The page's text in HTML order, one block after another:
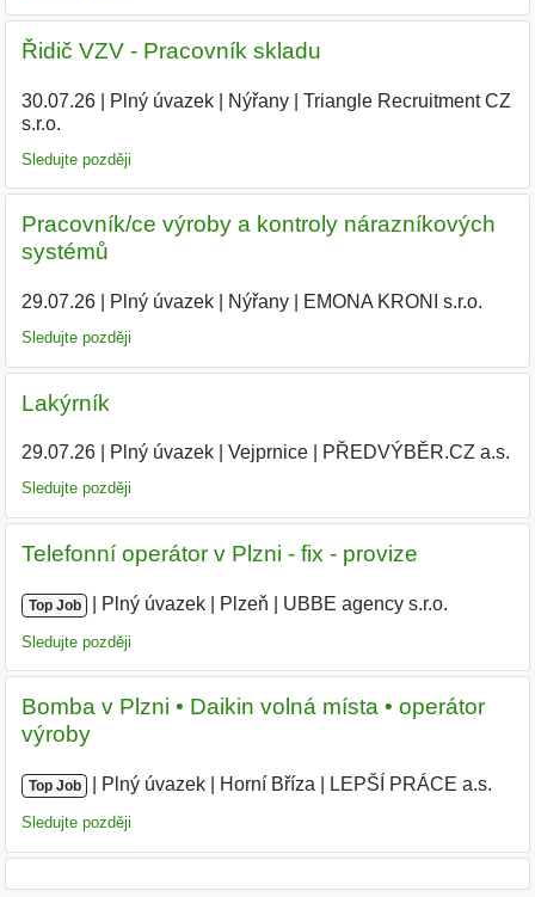
Řidič VZV - Pracovník skladu
30.07.26| Plný úvazek| Nýřany|
Triangle Recruitment CZ
s.r.o.
Sledujte později
Pracovník/ce výroby a kontroly nárazníkových
systémů
29.07.26| Plný úvazek| Nýřany| EMONA KRONI s.r.o.
Sledujte později
Lakýrník
29.07.26| Plný úvazek| Vejprnice| PŘEDVÝBĚR.CZ a.s.
Sledujte později
Telefonní operátor v Plzni - fix - provize
Top Job Plný úvazek Plzeň UBBE agency s.r.o.
Sledujte později
Bomba v Plzni • Daikin volná místa • operátor
výroby
Top Job Plný úvazek Horní Bříza LEPŠÍ PRÁCE a.s.
Sledujte později